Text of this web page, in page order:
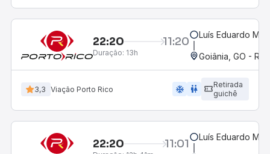
22:20 11:20
Duração: 13h
Luís Eduardo
Goiânia, GO -
3,3 Viação Porto Rico ac_unit wc
Retirada
guichê
22:20 11:01 Luís Eduardo